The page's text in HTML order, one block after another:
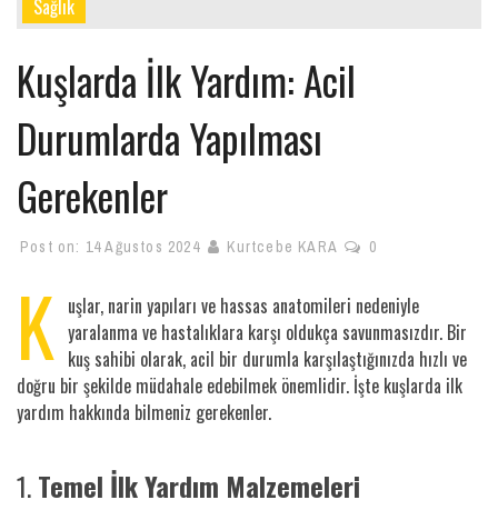
Sağlık
Kuşlarda İlk Yardım: Acil
Durumlarda Yapılması
Gerekenler
Post on: 14 Ağustos 2024 Kurtcebe KARA 0
K uşlar, narin yapıları ve hassas anatomileri nedeniyle
yaralanma ve hastalıklara karşı oldukça savunmasızdır. Bir
kuş sahibi olarak, acil bir durumla karşılaştığınızda hızlı ve
doğru bir şekilde müdahale edebilmek önemlidir. İşte kuşlarda ilk
yardım hakkında bilmeniz gerekenler.
1.Temel İlk Yardım Malzemeleri